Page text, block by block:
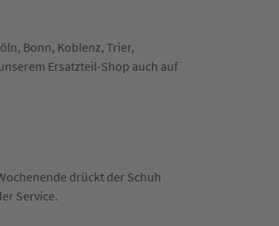
Bonn, Koblenz, Trier,
Ersatzteil-Shop auch auf
drückt der Schuh
Service.